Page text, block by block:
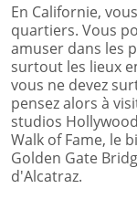
En Californie,
quartiers. Vous
amuser dans les
surtout les lieux
vous ne devez
pensez alors à
studios
Walk of Fame, le
Golden Gate
d'Alcatraz.